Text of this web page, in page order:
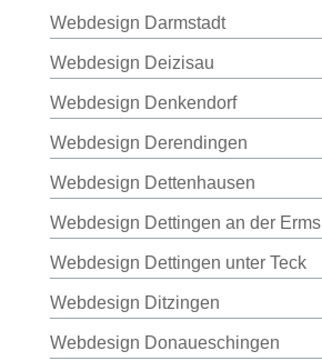
Webdesign Darmstadt
Webdesign Deizisau
Webdesign Denkendorf
Webdesign Derendingen
Webdesign Dettenhausen
Webdesign Dettingen an der Erms
Webdesign Dettingen unter Teck
Webdesign Ditzingen
Webdesign Donaueschingen